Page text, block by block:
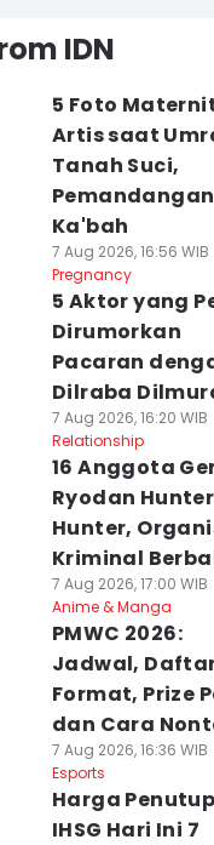
IDN
5 Foto
Artis saat
Tanah Suci,
Pemandangan
Ka'bah
7 Aug 2026, 16:56 WIB
Pregnancy
5 Aktor yang
Dirumorkan
Pacaran
Dilraba
7 Aug 2026, 16:20 WIB
Relationship
16 Anggota
Ryodan
Hunter,
Kriminal
7 Aug 2026, 17:00 WIB
Anime & Manga
PMWC 2026:
Jadwal,
Format, Prize
dan Cara
7 Aug 2026, 16:36 WIB
Esports
Harga
IHSG Hari Ini 7